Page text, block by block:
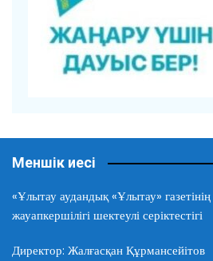
Меншік иесі
«Ұлытау аудандық «Ұлытау»
жауапкершілігі шектеулі серіктестігі
Директор: Жалғасқан Құрмансейітов